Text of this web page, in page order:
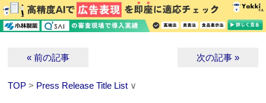
« 前の記事 次の記事 »
TOP > Press Release Title List ∨